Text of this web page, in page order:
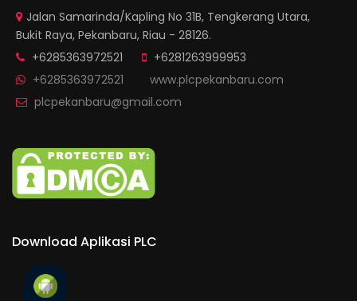
Jalan Samarinda/Kapling No 31B, Tengkerang Utara,
Bukit Raya, Pekanbaru, Riau - 28126.
+6285363972521
+6281263999953
+6285363972521
www.plcpekanbaru.com
plcpekanbaru@gmail.com
Download Aplikasi PLC